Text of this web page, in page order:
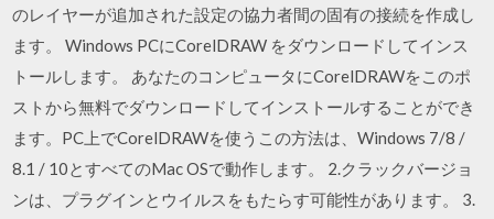
のレイヤーが追加された設定の協力者間の固有の接続を作成し
ます。 Windows PCにCorelDRAW をダウンロードしてインス
トールします。 あなたのコンピュータにCorelDRAWをこのポ
ストから無料でダウンロードしてインストールすることができ
ます。PC上でCorelDRAWを使うこの方法は、Windows 7/8 /
8.1 / 10とすべてのMac OSで動作します。 2.クラックバージョ
ンは、プラグインとウイルスをもたらす可能性があります。 3.